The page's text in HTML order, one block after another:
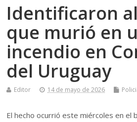
Identificaron
que murió en
incendio en
del Uruguay
Editor 14 de mayo de 2026
El hecho ocurrió este miércoles en el